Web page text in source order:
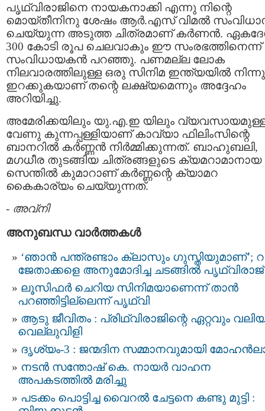
പൃഥ്വിരാജിനെ നായകനാക്കി എന്നു നിന്റെ
മൊയ്തീനിനു ശേഷം ആർ.എസ് വിമൽ
ചെയ്യുന്ന അടുത്ത ചിത്രമാണ് കർണൻ.
300 കോടി രൂപ ചെലവാകും ഈ സംരഭത്തിനെന്ന്
സംവിധായകൻ പറഞ്ഞു. പണമല്ല ലോക
നിലവാരത്തിലുള്ള ഒരു സിനിമ ഇന്ത്യയിൽ
ഇറക്കുകയാണ് തന്റെ ലക്ഷ്യമെന്നും അദ്ദേഹം
അറിയിച്ചു.
അമേരിക്കയിലും യു.എ.ഇ യിലും
വേണു കുന്നപ്പള്ളിയാണ് കാവ്യാ ഫിലിംസിന്റെ
ബാനറിൽ കർണ്ണൻ നിർമ്മിക്കുന്നത്. ബാഹുബലി,
മഗധീര തുടങ്ങിയ ചിത്രങ്ങളുടെ ക്യമറാമാനായ
സെന്തിൽ കുമാറാണ് കർണ്ണന്റെ ക്യാമറ
കൈകാര്യം ചെയ്യുന്നത്.
- അവ്നി
അനുബന്ധ വാര്‍ത്തകള്‍
‘ഞാന്‍ പന്ത്രണ്ടാം ക്ലാസും ഗുസ്തിയുമാണ്’;
ജേതാക്കളെ അനുമോദിച്ച ചടങ്ങില്‍ പൃഥ്വിരാജ്
ലൂസിഫർ ചെറിയ സിനിമയാണെന്ന് താൻ
പറഞ്ഞിട്ടില്ലെന്ന് പൃഥ്വി
ആടു ജീവിതം : പ്രിഥ്വിരാജിന്റെ ഏറ്റവും
വെല്ലുവിളി
ദൃശ്യം-3 : ജന്മദിന സമ്മാനവുമായി
നടന്‍ സന്തോഷ് കെ. നായര്‍ വാഹന
അപകടത്തില്‍ മരിച്ചു
പടക്കം പൊട്ടിച്ച വൈറൽ ചേട്ടനെ കണ്ടു മുട്ടി :